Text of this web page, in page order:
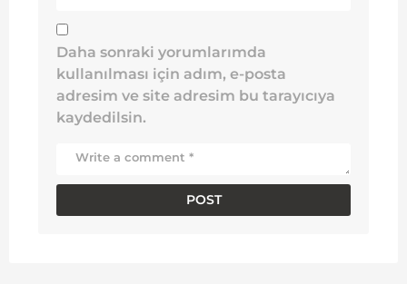
Daha sonraki yorumlarımda
kullanılması için adım, e-posta
adresim ve site adresim bu tarayıcıya
kaydedilsin.